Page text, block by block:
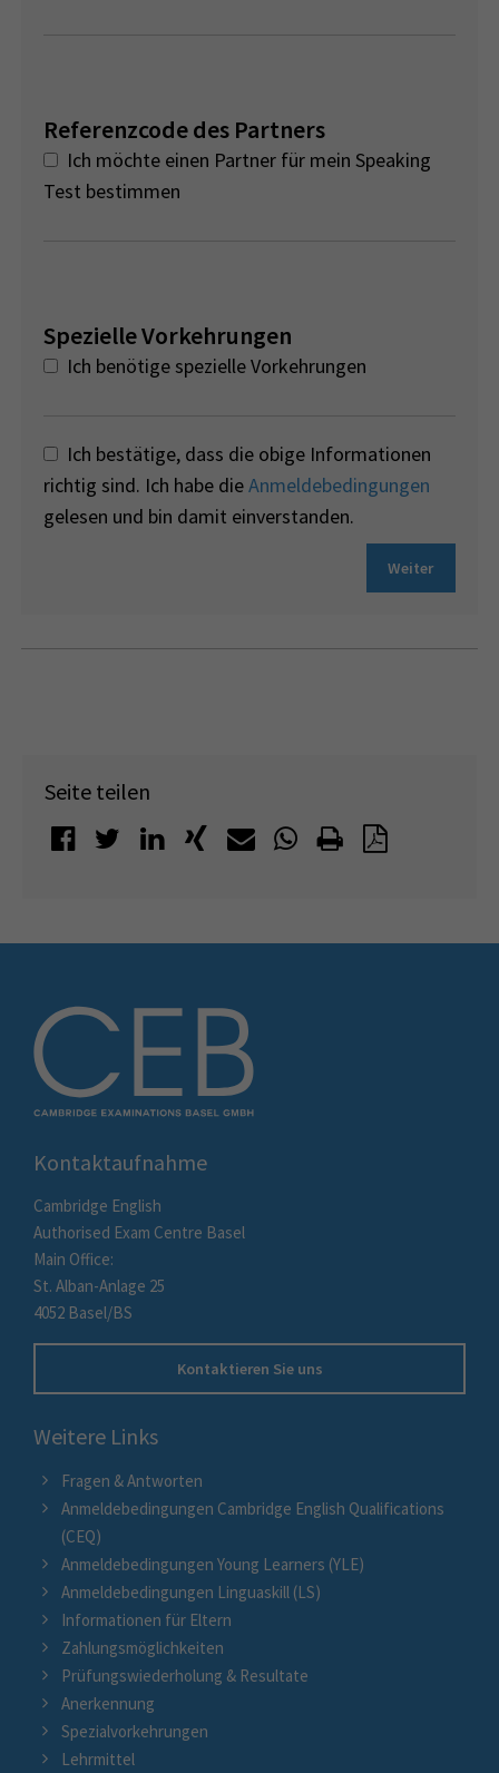
Referenzcode des Partners
Ich möchte einen Partner für mein Speaking
Test bestimmen
Spezielle Vorkehrungen
Ich benötige spezielle Vorkehrungen
Ich bestätige, dass die obige Informationen
richtig sind. Ich habe dieAnmeldebedingungen
gelesen und bin damit einverstanden.
Weiter
Seite teilen
Kontaktaufnahme
Cambridge English
Authorised Exam Centre Basel
Main Office:
St. Alban-Anlage 25
4052 Basel/BS
Kontaktieren Sie uns
Weitere Links
Fragen & Antworten
Anmeldebedingungen Cambridge English Qualifications
(CEQ)
Anmeldebedingungen Young Learners (YLE)
Anmeldebedingungen Linguaskill (LS)
Informationen für Eltern
Zahlungsmöglichkeiten
Prüfungswiederholung & Resultate
Anerkennung
Spezialvorkehrungen
Lehrmittel